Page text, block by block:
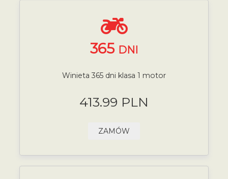
365 DNI
Winieta 365 dni klasa 1 motor
413.99 PLN
ZAMÓW